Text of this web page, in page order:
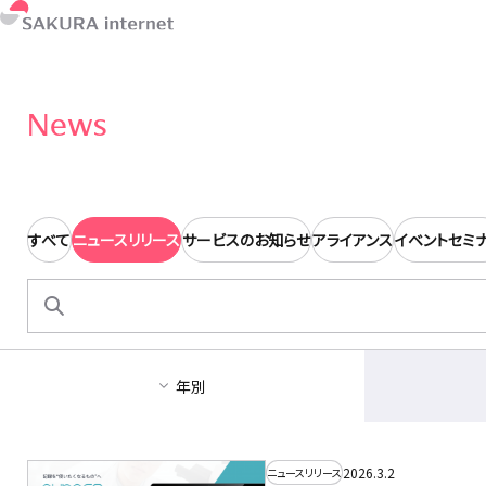
News
すべてニュースリリースサービスのお知らせアライアンスイベントセミ
年別
ニュースリリース2026.3.2